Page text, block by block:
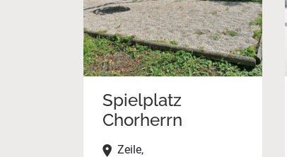
Spielplatz
Chorherrn
Zeile,